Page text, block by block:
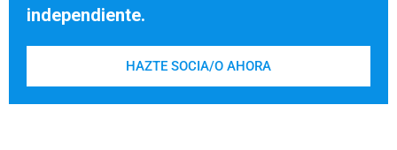
independiente.
HAZTE SOCIA/O AHORA